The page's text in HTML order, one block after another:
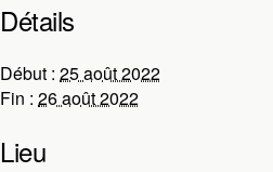
Détails
Début : 25 août 2022
Fin : 26 août 2022
Lieu